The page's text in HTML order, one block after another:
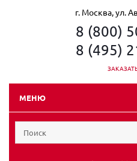
г. Москва, ул.
8 (800)
8 (495)
МЕНЮ